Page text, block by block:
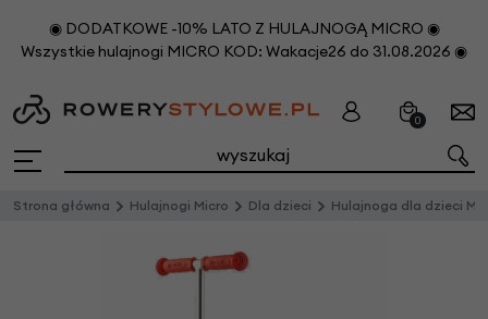
◉ DODATKOWE -10% LATO Z HULAJNOGĄ MICRO ◉
Wszystkie hulajnogi MICRO KOD: Wakacje26 do 31.08.2026 ◉
0
Strona główna Hulajnogi Micro Dla dzieci Hulajnoga dla dzieci Mini Micro Deluxe Czerwona